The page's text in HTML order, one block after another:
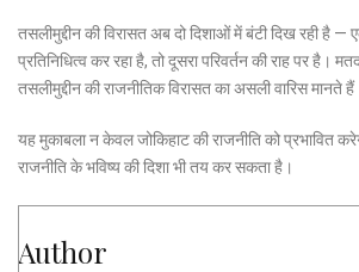
तसलीमुद्दीन की विरासत अब दो दिशाओं में बंटी दिख रही है —
प्रतिनिधित्व कर रहा है, तो दूसरा परिवर्तन की राह पर है।
तसलीमुद्दीन की राजनीतिक विरासत का असली वारिस मानते
यह मुकाबला न केवल जोकिहाट की राजनीति को प्रभावित
राजनीति के भविष्य की दिशा भी तय कर सकता है।
Author